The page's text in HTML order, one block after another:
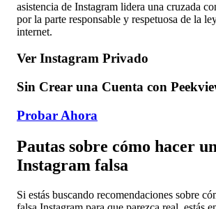
asistencia de Instagram lidera una cruzada
por la parte responsable y respetuosa de la
internet.
Ver Instagram Privado
Sin Crear una Cuenta con
Probar Ahora
Pautas sobre cómo hacer
Instagram falsa
Si estás buscando recomendaciones sobre